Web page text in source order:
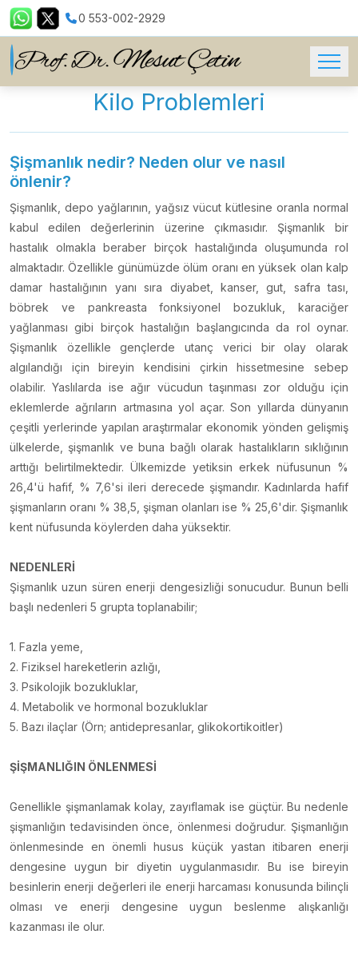
0 553-002-2929
Kilo Problemleri
Şişmanlık nedir? Neden olur ve nasıl
önlenir?
Şişmanlık, depo yağlarının, yağsız vücut kütlesine oranla normal
kabul edilen değerlerinin üzerine çıkmasıdır. Şişmanlık bir
hastalık olmakla beraber birçok hastalığında oluşumunda rol
almaktadır. Özellikle günümüzde ölüm oranı en yüksek olan kalp
damar hastalığının yanı sıra diyabet, kanser, gut, safra tası,
böbrek ve pankreasta fonksiyonel bozukluk, karaciğer
yağlanması gibi birçok hastalığın başlangıcında da rol oynar.
Şişmanlık özellikle gençlerde utanç verici bir olay olarak
algılandığı için bireyin kendisini çirkin hissetmesine sebep
olabilir. Yaslılarda ise ağır vücudun taşınması zor olduğu için
eklemlerde ağrıların artmasına yol açar. Son yıllarda dünyanın
çeşitli yerlerinde yapılan araştırmalar ekonomik yönden gelişmiş
ülkelerde, şişmanlık ve buna bağlı olarak hastalıkların sıklığının
arttığı belirtilmektedir. Ülkemizde yetiksin erkek nüfusunun %
26,4'ü hafif, % 7,6'si ileri derecede şişmandır. Kadınlarda hafif
şişmanların oranı % 38,5, şişman olanları ise % 25,6'dir. Şişmanlık
kent nüfusunda köylerden daha yüksektir.
NEDENLERİ
Şişmanlık uzun süren enerji dengesizliği sonucudur. Bunun belli
başlı nedenleri 5 grupta toplanabilir;
1. Fazla yeme,
2. Fiziksel hareketlerin azlığı,
3. Psikolojik bozukluklar,
4. Metabolik ve hormonal bozukluklar
5. Bazı ilaçlar (Örn; antidepresanlar, glikokortikoitler)
ŞİŞMANLIĞIN ÖNLENMESİ
Genellikle şişmanlamak kolay, zayıflamak ise güçtür. Bu nedenle
şişmanlığın tedavisinden önce, önlenmesi doğrudur. Şişmanlığın
önlenmesinde en önemli husus küçük yastan itibaren enerji
dengesine uygun bir diyetin uygulanmasıdır. Bu ise bireyin
besinlerin enerji değerleri ile enerji harcaması konusunda bilinçli
olması ve enerji dengesine uygun beslenme alışkanlığı
kazanması ile olur.